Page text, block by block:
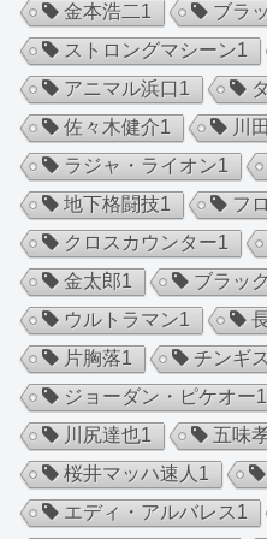
金本浩二1 ブラ
ストロングマシーン1
アニマル浜口 1
佐々木健介1 川
ラジャ・ライオン1
地下格闘技1 フ
クロスカウンター1
金太郎1 ブラッ
ウルトラマン1
片胸落1 チンギ
ジョーダン・ピケオー1
川尻達也1 五味
桜井マッハ速人1
エディ・アルバレス1